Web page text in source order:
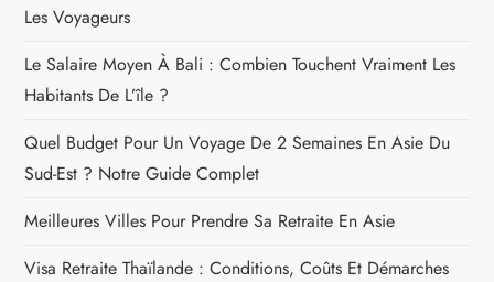
Les Voyageurs
Le Salaire Moyen À Bali : Combien Touchent Vraiment Les
Habitants De L’île ?
Quel Budget Pour Un Voyage De 2 Semaines En Asie Du
Sud-Est ? Notre Guide Complet
Meilleures Villes Pour Prendre Sa Retraite En Asie
Visa Retraite Thaïlande : Conditions, Coûts Et Démarches